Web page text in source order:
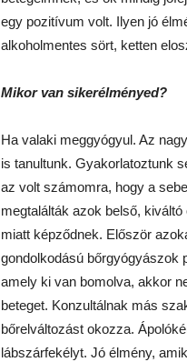
egy pozitívum volt. Ilyen jó
alkoholmentes sört, ketten
Mikor van sikerélményed?
Ha valaki meggyógyul. Az
is tanultunk. Gyakorlatoztunk
az volt számomra, hogy a
megtalálták azok belső,
miatt képződnek. Először
gondolkodású bőrgyógyászok
amely ki van bomolva, akkor
beteget. Konzultálnak más
bőrelváltozást okozza.
lábszárfekélyt. Jó élmény,